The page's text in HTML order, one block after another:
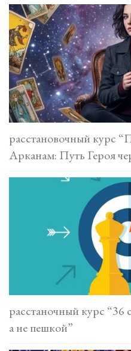
расстановочный курс
Арканам: Путь Героя
расстаночный курс “36
а не пешкой”